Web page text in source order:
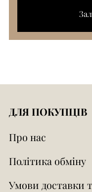
ДЛЯ ПОКУПЦІВ
Про нас
Політика обміну
Умови доставки